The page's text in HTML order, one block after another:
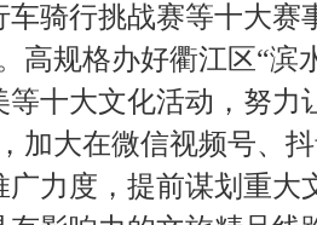
骑行挑战赛等十大赛
高规格办好衢江区“滨
十大文化活动，努力
加大在微信视频号、
广力度，提前谋划重大